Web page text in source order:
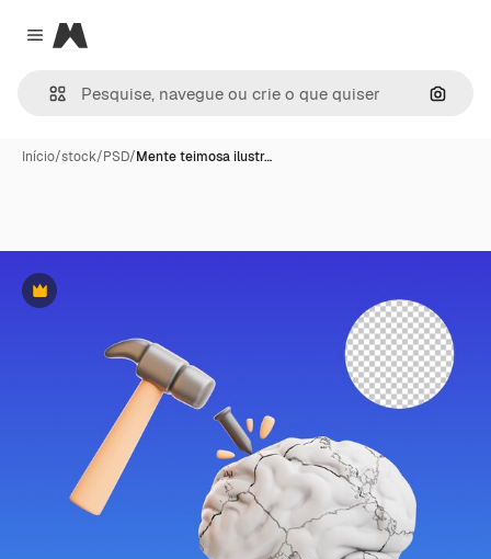
Close menu
Magnific
Início/stock/PSD/Mente teimosa ilustr…
Premium